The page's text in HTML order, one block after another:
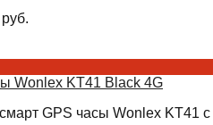
руб.
Wonlex KT41 Black 4G
GPS часы Wonlex KT41